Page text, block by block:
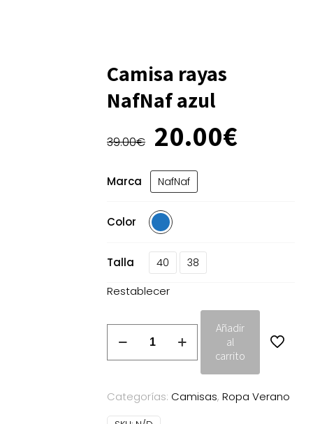
Camisa rayas
NafNaf azul
39.00€ El
precio
original
era:
39.00€.
20.00€El
precio
Marca NafNaf
Color
Talla 40 38
Restablecer
NafNaf
cantidad
Añadir
al
carrito
Categorías: Camisas, Ropa Verano